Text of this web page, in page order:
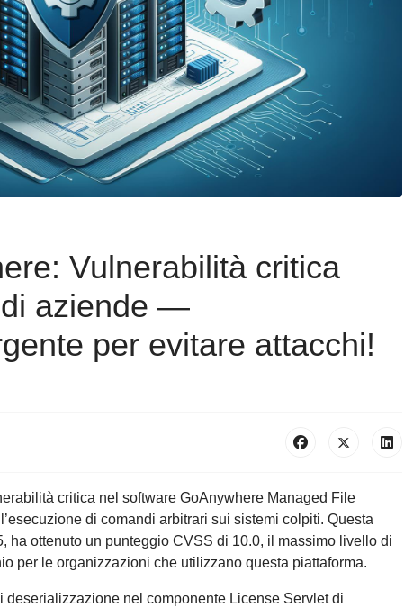
Vulnerabilità critica
aziende —
per evitare attacchi!
critica nel software GoAnywhere Managed File
di comandi arbitrari sui sistemi colpiti. Questa
ha ottenuto un punteggio CVSS di 10.0, il massimo livello di
per le organizzazioni che utilizzano questa piattaforma.
deserializzazione nel componente License Servlet di